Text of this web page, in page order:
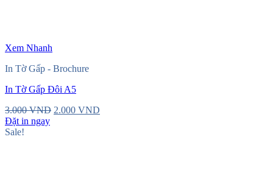
Xem Nhanh
In Tờ Gấp - Brochure
In Tờ Gấp Đôi A5
3.000VND Original
2.000 VND
Đặt in ngay
Sale!